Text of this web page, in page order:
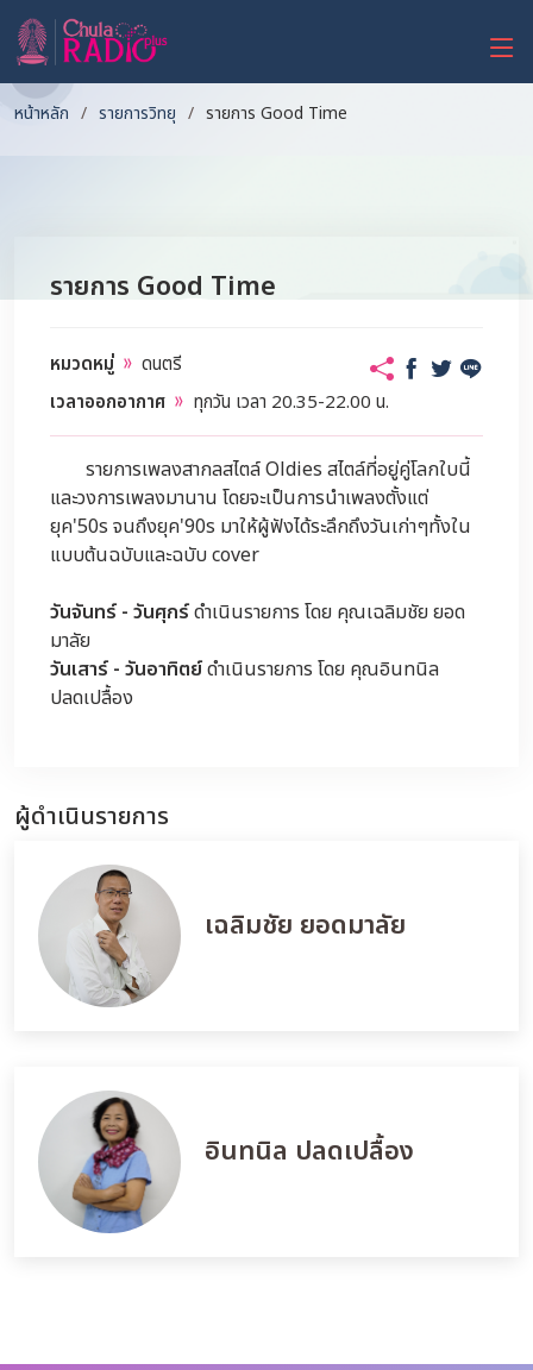
หน้าหลัก รายการวิทยุ รายการ Good Time
รายการ Good Time
หมวดหมู่
ดนตรี
เวลาออกอากาศ
ทุกวัน เวลา 20.35-22.00 น.
รายการเพลงสากลสไตล์ Oldies สไตล์ที่อยู่คู่โลกใบนี้
และวงการเพลงมานาน โดยจะเป็นการนำเพลงตั้งแต่
ยุค'50s จนถึงยุค'90s มาให้ผู้ฟังได้ระลึกถึงวันเก่าๆทั้งใน
แบบต้นฉบับและฉบับ cover
วันจันทร์ - วันศุกร์ดำเนินรายการ โดย คุณเฉลิมชัย ยอด
มาลัย
วันเสาร์ - วันอาทิตย์ดำเนินรายการ โดย คุณอินทนิล
ปลดเปลื้อง
ผู้ดำเนินรายการ
เฉลิมชัย ยอดมาลัย
อินทนิล ปลดเปลื้อง